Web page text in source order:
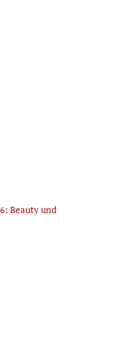
Beauty und